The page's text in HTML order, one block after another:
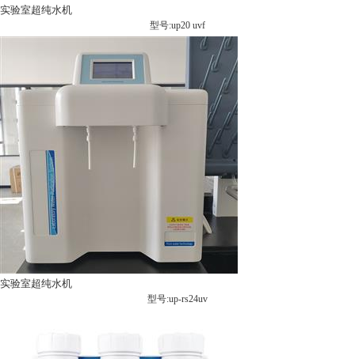
实验室超纯水机
型号:up20 uvf
实验室超纯水机
型号:up-rs24uv